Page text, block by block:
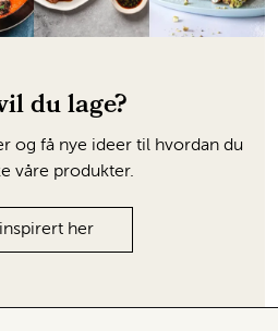
du lage?
og få nye ideer til hvordan du
våre produkter.
her